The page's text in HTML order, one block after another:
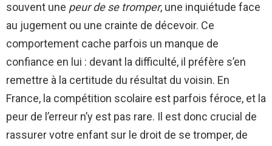
souvent une peur de se tromper, une inquiétude face
au jugement ou une crainte de décevoir. Ce
comportement cache parfois un manque de
confiance en lui : devant la difficulté, il préfère s’en
remettre à la certitude du résultat du voisin. En
France, la compétition scolaire est parfois féroce, et la
peur de l’erreur n’y est pas rare. Il est donc crucial de
rassurer votre enfant sur le droit de se tromper, de